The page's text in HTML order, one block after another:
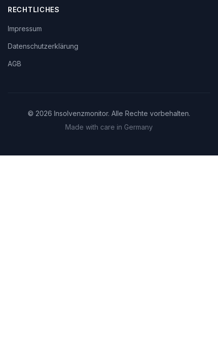
RECHTLICHES
Impressum
Datenschutzerklärung
AGB
© 2026 Insolvenzmonitor. Alle Rechte vorbehalten.
Made with care in Germany